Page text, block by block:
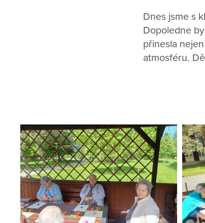
Dnes jsme s
Dopoledne
přinesla
atmosféru.